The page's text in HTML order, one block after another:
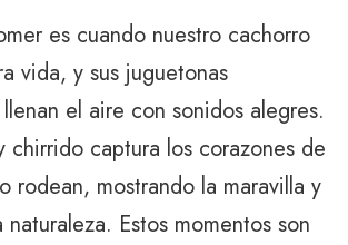
es cuando nuestro cachorro
vida, y sus juguetonas
el aire con sonidos alegres.
chirrido captura los corazones de
rodean, mostrando la maravilla y
Estos momentos son